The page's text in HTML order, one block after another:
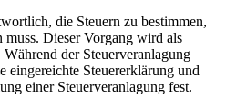
die Steuern zu bestimmen,
Dieser Vorgang wird als
der Steuerveranlagung
eingereichte Steuererklärung und
einer Steuerveranlagung fest.